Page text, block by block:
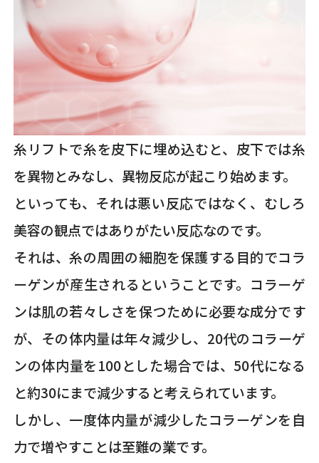
糸リフトで糸を皮下に埋め込むと、皮下では糸
を異物とみなし、異物反応が起こり始めます。
といっても、それは悪い反応ではなく、むしろ
美容の観点ではありがたい反応なのです。
それは、糸の周囲の細胞を保護する目的でコラ
ーゲンが産生されるということです。コラーゲ
ンは肌の若々しさを保つために必要な成分です
が、その体内量は年々減少し、20代のコラーゲ
ンの体内量を100とした場合では、50代になる
と約30にまで減少すると考えられています。
しかし、一度体内量が減少したコラーゲンを自
力で増やすことは至難の業です。